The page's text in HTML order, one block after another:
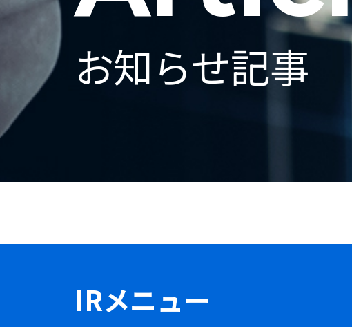
お知らせ記事
IRメニュー